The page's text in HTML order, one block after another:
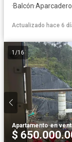
·Balcón·Aparcadero
Actualizado hace 6
1 /16
Apartamento·en
$